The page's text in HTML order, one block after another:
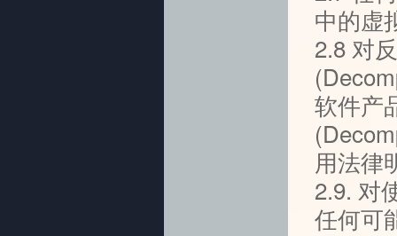
中的虚
2.8 对
软件产
用法律
2.9. 对
任何可